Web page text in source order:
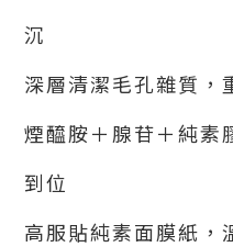
沉
深層清潔毛孔雜質，
煙醯胺＋腺苷＋純素
到位
高服貼純素面膜紙，